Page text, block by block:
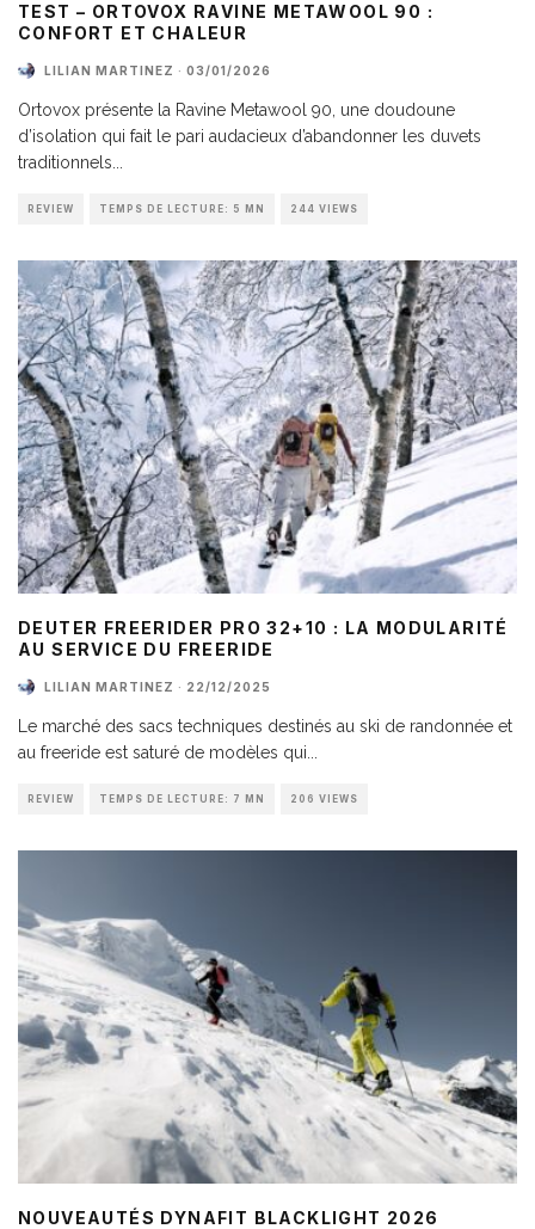
TEST – ORTOVOX RAVINE METAWOOL 90 :
CONFORT ET CHALEUR
LILIAN MARTINEZ · 03/01/2026
Ortovox présente la Ravine Metawool 90, une doudoune
d’isolation qui fait le pari audacieux d’abandonner les duvets
traditionnels...
REVIEW TEMPS DE LECTURE: 5 MN 244 VIEWS
DEUTER FREERIDER PRO 32+10 : LA MODULARITÉ
AU SERVICE DU FREERIDE
LILIAN MARTINEZ · 22/12/2025
Le marché des sacs techniques destinés au ski de randonnée et
au freeride est saturé de modèles qui
REVIEW TEMPS DE LECTURE: 7 MN 206 VIEWS
NOUVEAUTÉS DYNAFIT BLACKLIGHT 2026